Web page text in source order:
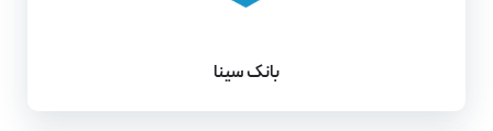
بانک سینا